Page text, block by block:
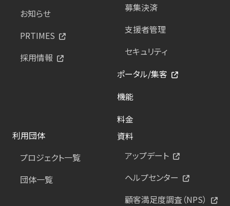
お知らせ
PRTIMES
採用情報
募集決済
支援者管理
セキュリティ
ポータル/集客
機能
料金
利用団体
プロジェクト一覧
団体一覧
資料
アップデート
ヘルプセンター
顧客満足度調査（NPS）